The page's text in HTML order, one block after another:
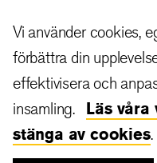
huvudinnehåll
Vi använder cookies,
förbättra din
effektivisera och
insamling. Läs
stänga av cookies.